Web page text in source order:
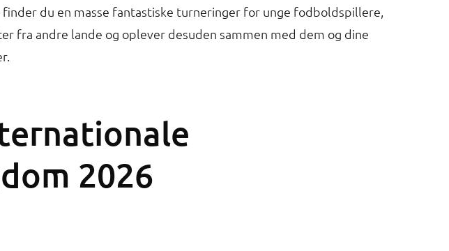
du en masse fantastiske turneringer for unge fodboldspillere,
fra andre lande og oplever desuden sammen med dem og dine
2026